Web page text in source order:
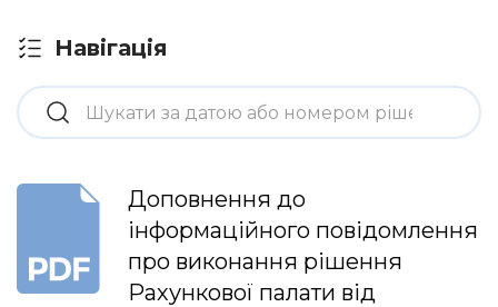
Навігація
Доповнення до
інформаційного повідомлення
про виконання рішення
Рахункової палати від